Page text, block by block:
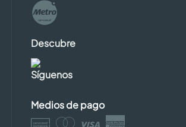
Descubre
Síguenos
Medios de pago